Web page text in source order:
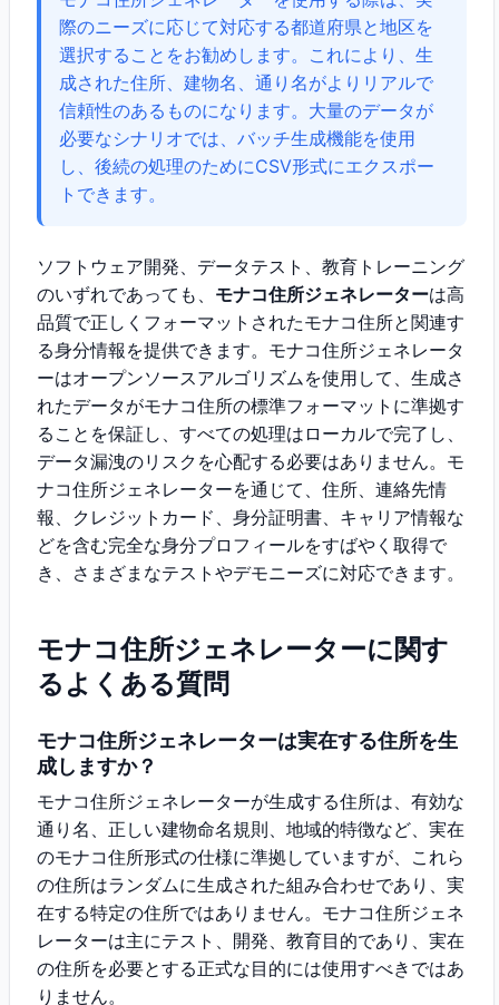
際のニーズに応じて対応する都道府県と地区を
選択することをお勧めします。これにより、生
成された住所、建物名、通り名がよりリアルで
信頼性のあるものになります。大量のデータが
必要なシナリオでは、バッチ生成機能を使用
し、後続の処理のためにCSV形式にエクスポー
トできます。
ソフトウェア開発、データテスト、教育トレーニング
のいずれであっても、 モナコ住所ジェネレーターは高
品質で正しくフォーマットされたモナコ住所と関連す
る身分情報を提供できます。モナコ住所ジェネレータ
ーはオープンソースアルゴリズムを使用して、生成さ
れたデータがモナコ住所の標準フォーマットに準拠す
ることを保証し、すべての処理はローカルで完了し、
データ漏洩のリスクを心配する必要はありません。モ
ナコ住所ジェネレーターを通じて、住所、連絡先情
報、クレジットカード、身分証明書、キャリア情報な
どを含む完全な身分プロフィールをすばやく取得で
き、さまざまなテストやデモニーズに対応できます。
モナコ住所ジェネレーターに関す
るよくある質問
モナコ住所ジェネレーターは実在する住所を生
成しますか？
モナコ住所ジェネレーターが生成する住所は、有効な
通り名、正しい建物命名規則、地域的特徴など、実在
のモナコ住所形式の仕様に準拠していますが、これら
の住所はランダムに生成された組み合わせであり、実
在する特定の住所ではありません。モナコ住所ジェネ
レーターは主にテスト、開発、教育目的であり、実在
の住所を必要とする正式な目的には使用すべきではあ
りません。